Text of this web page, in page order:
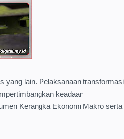
yang lain. Pelaksanaan transformasi
keadaan
Kerangka Ekonomi Makro serta